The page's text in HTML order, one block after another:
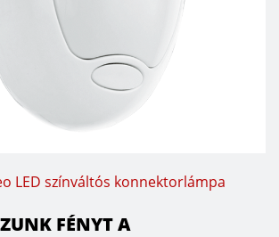
LED színváltós konnektorlámpa
FÉNYT A